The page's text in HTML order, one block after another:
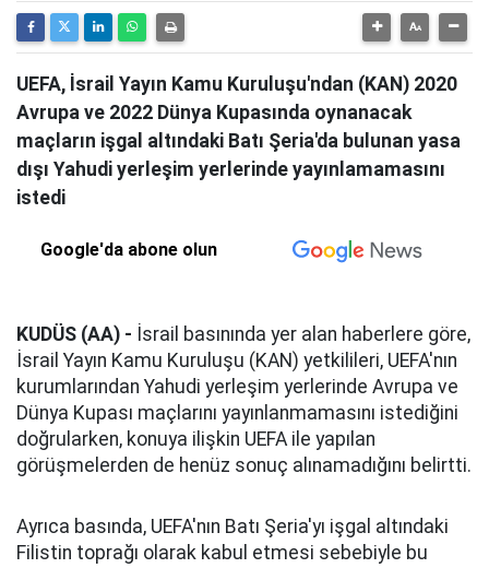
UEFA, İsrail Yayın Kamu Kuruluşu'ndan (KAN) 2020
Avrupa ve 2022 Dünya Kupasında oynanacak
maçların işgal altındaki Batı Şeria'da bulunan yasa
dışı Yahudi yerleşim yerlerinde yayınlamamasını
istedi
Google'da abone olun
KUDÜS (AA) - İsrail basınında yer alan haberlere göre,
İsrail Yayın Kamu Kuruluşu (KAN) yetkilileri, UEFA'nın
kurumlarından Yahudi yerleşim yerlerinde Avrupa ve
Dünya Kupası maçlarını yayınlanmamasını istediğini
doğrularken, konuya ilişkin UEFA ile yapılan
görüşmelerden de henüz sonuç alınamadığını belirtti.
Ayrıca basında, UEFA'nın Batı Şeria'yı işgal altındaki
Filistin toprağı olarak kabul etmesi sebebiyle bu